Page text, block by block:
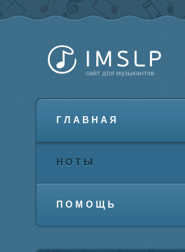
ГЛАВНАЯ
НОТЫ
ПОМОЩЬ